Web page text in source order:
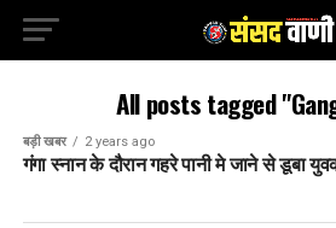
All posts tagged
बड़ी खबर 2 years ago
गंगा स्नान के दौरान गहरे पानी मे जाने से डूबा